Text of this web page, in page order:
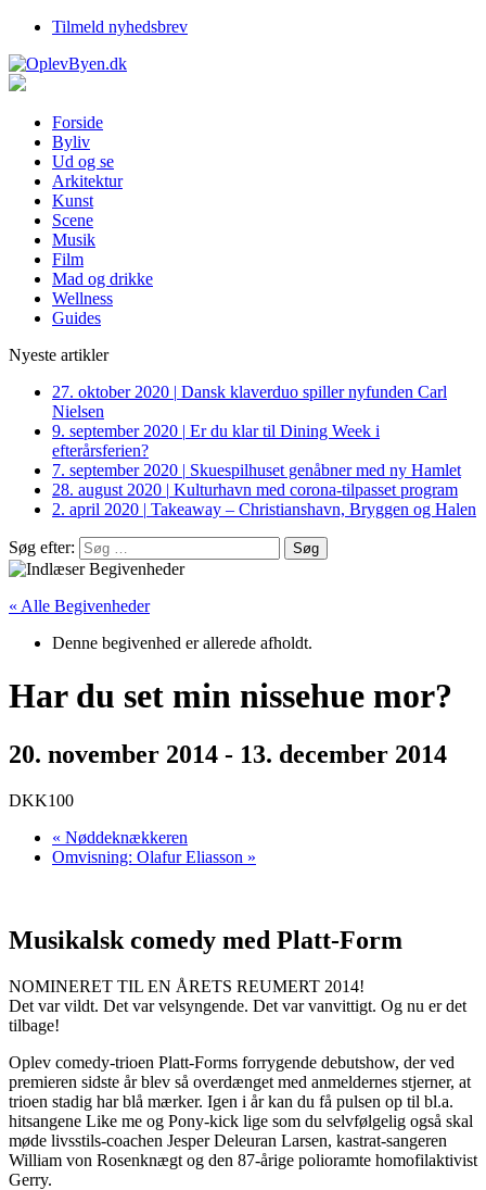
Tilmeld nyhedsbrev
Forside
Byliv
Ud og se
Arkitektur
Kunst
Scene
Musik
Film
Mad og drikke
Wellness
Guides
Nyeste artikler
27. oktober 2020 | Dansk klaverduo spiller nyfunden Carl
Nielsen
9. september 2020 | Er du klar til Dining Week i
efterårsferien?
7. september 2020 | Skuespilhuset genåbner med ny Hamlet
28. august 2020 | Kulturhavn med corona-tilpasset program
2. april 2020 | Takeaway – Christianshavn, Bryggen og Halen
Søg efter:
« Alle Begivenheder
Denne begivenhed er allerede afholdt.
Har du set min nissehue mor?
20. november 2014 - 13. december 2014
DKK100
« Nøddeknækkeren
Omvisning: Olafur Eliasson »
Musikalsk comedy med Platt-Form
NOMINERET TIL EN ÅRETS REUMERT 2014!
Det var vildt. Det var velsyngende. Det var vanvittigt. Og nu er det
tilbage!
Oplev comedy-trioen Platt-Forms forrygende debutshow, der ved
premieren sidste år blev så overdænget med anmeldernes stjerner, at
trioen stadig har blå mærker. Igen i år kan du få pulsen op til bl.a.
hitsangene Like me og Pony-kick lige som du selvfølgelig også skal
møde livsstils-coachen Jesper Deleuran Larsen, kastrat-sangeren
William von Rosenknægt og den 87-årige polioramte homofilaktivist
Gerry.